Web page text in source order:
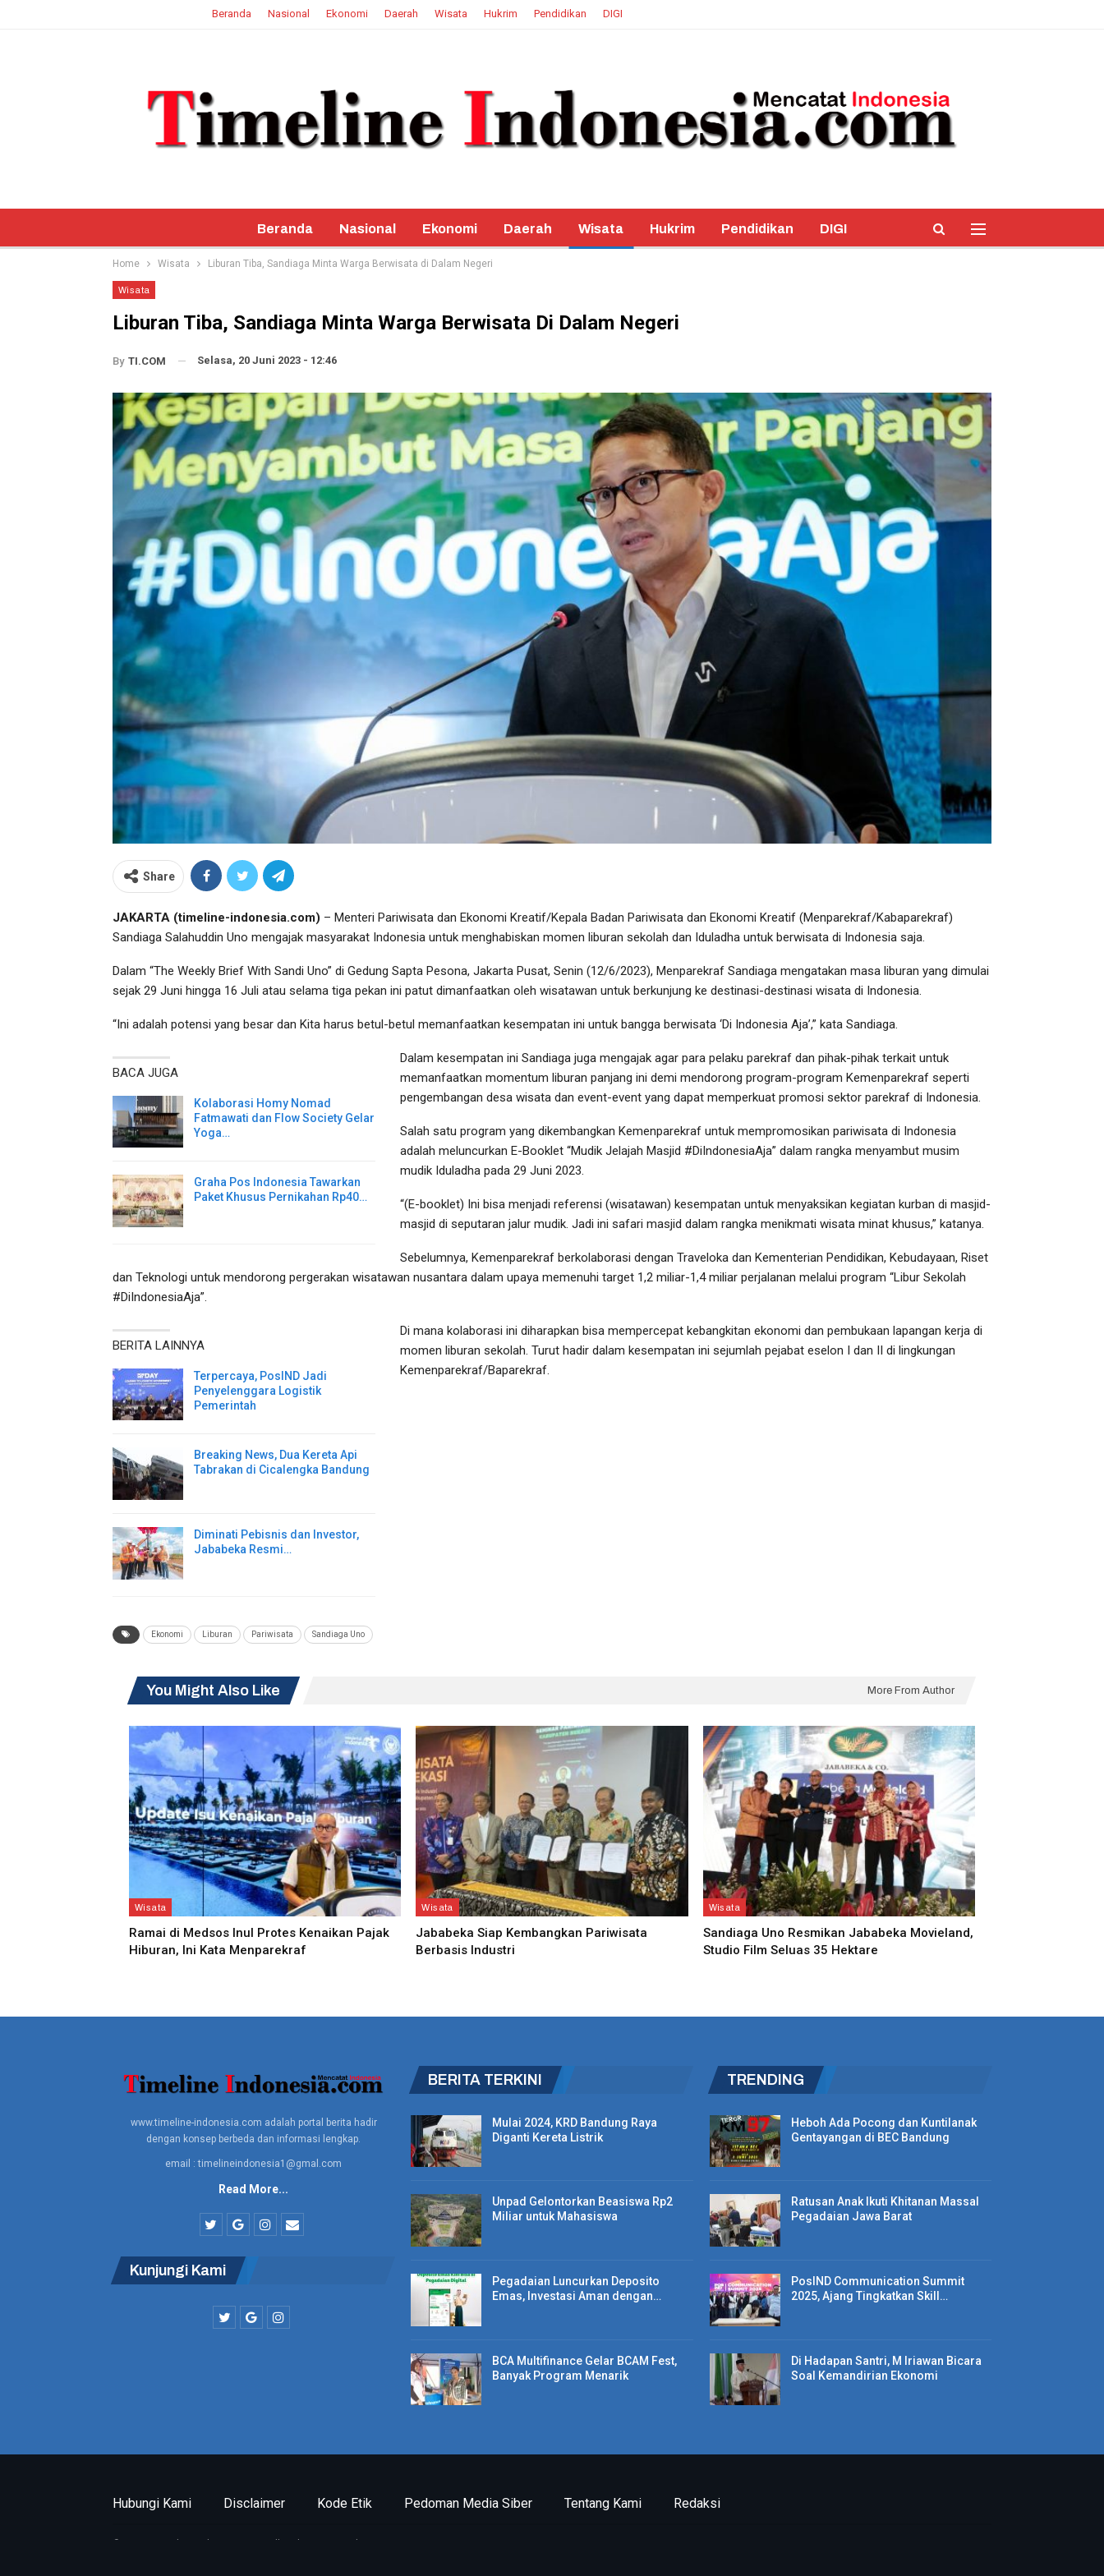
Beranda Nasional Ekonomi Daerah Wisata Hukrim Pendidikan DIGI
Beranda Nasional Ekonomi Daerah Wisata Hukrim Pendidikan DIGI
Home Wisata Liburan Tiba, Sandiaga Minta Warga Berwisata di Dalam Negeri
Wisata
Liburan Tiba, Sandiaga Minta Warga Berwisata Di Dalam Negeri
By TI.COM Selasa, 20 Juni 2023 - 12:46
Share
JAKARTA (timeline-indonesia.com) – Menteri Pariwisata dan Ekonomi Kreatif/Kepala Badan Pariwisata dan Ekonomi Kreatif (Menparekraf/Kabaparekraf)
Sandiaga Salahuddin Uno mengajak masyarakat Indonesia untuk menghabiskan momen liburan sekolah dan Iduladha untuk berwisata di Indonesia saja.
Dalam “The Weekly Brief With Sandi Uno” di Gedung Sapta Pesona, Jakarta Pusat, Senin (12/6/2023), Menparekraf Sandiaga mengatakan masa liburan yang dimulai
sejak 29 Juni hingga 16 Juli atau selama tiga pekan ini patut dimanfaatkan oleh wisatawan untuk berkunjung ke destinasi-destinasi wisata di Indonesia.
“Ini adalah potensi yang besar dan Kita harus betul-betul memanfaatkan kesempatan ini untuk bangga berwisata ‘Di Indonesia Aja’,” kata Sandiaga.
BACA JUGA
Kolaborasi Homy Nomad
Fatmawati dan Flow Society Gelar
Yoga…
Graha Pos Indonesia Tawarkan
Paket Khusus Pernikahan Rp40…
Dalam kesempatan ini Sandiaga juga mengajak agar para pelaku parekraf dan pihak-pihak terkait untuk
memanfaatkan momentum liburan panjang ini demi mendorong program-program Kemenparekraf seperti
pengembangan desa wisata dan event-event yang dapat memperkuat promosi sektor parekraf di Indonesia.
Salah satu program yang dikembangkan Kemenparekraf untuk mempromosikan pariwisata di Indonesia
adalah meluncurkan E-Booklet “Mudik Jelajah Masjid #DiIndonesiaAja” dalam rangka menyambut musim
mudik Iduladha pada 29 Juni 2023.
“(E-booklet) Ini bisa menjadi referensi (wisatawan) kesempatan untuk menyaksikan kegiatan kurban di masjid-
masjid di seputaran jalur mudik. Jadi ini safari masjid dalam rangka menikmati wisata minat khusus,” katanya.
Sebelumnya, Kemenparekraf berkolaborasi dengan Traveloka dan Kementerian Pendidikan, Kebudayaan, Riset
dan Teknologi untuk mendorong pergerakan wisatawan nusantara dalam upaya memenuhi target 1,2 miliar-1,4 miliar perjalanan melalui program “Libur Sekolah
#DiIndonesiaAja”.
BERITA LAINNYA
Terpercaya, PosIND Jadi
Penyelenggara Logistik
Pemerintah
Breaking News, Dua Kereta Api
Tabrakan di Cicalengka Bandung
Diminati Pebisnis dan Investor,
Jababeka Resmi…
Di mana kolaborasi ini diharapkan bisa mempercepat kebangkitan ekonomi dan pembukaan lapangan kerja di
momen liburan sekolah. Turut hadir dalam kesempatan ini sejumlah pejabat eselon I dan II di lingkungan
Kemenparekraf/Baparekraf.
Ekonomi Liburan Pariwisata Sandiaga Uno
You Might Also Like More From Author
Wisata
Ramai di Medsos Inul Protes Kenaikan Pajak
Hiburan, Ini Kata Menparekraf
Wisata
Jababeka Siap Kembangkan Pariwisata
Berbasis Industri
Wisata
Sandiaga Uno Resmikan Jababeka Movieland,
Studio Film Seluas 35 Hektare
www.timeline-indonesia.com adalah portal berita hadir
dengan konsep berbeda dan informasi lengkap.
email : timelineindonesia1@gmal.com
Read More...
Kunjungi Kami
BERITA TERKINI
Mulai 2024, KRD Bandung Raya
Diganti Kereta Listrik
Unpad Gelontorkan Beasiswa Rp2
Miliar untuk Mahasiswa
Pegadaian Luncurkan Deposito
Emas, Investasi Aman dengan…
BCA Multifinance Gelar BCAM Fest,
Banyak Program Menarik
TRENDING
Heboh Ada Pocong dan Kuntilanak
Gentayangan di BEC Bandung
Ratusan Anak Ikuti Khitanan Massal
Pegadaian Jawa Barat
PosIND Communication Summit
2025, Ajang Tingkatkan Skill…
Di Hadapan Santri, M Iriawan Bicara
Soal Kemandirian Ekonomi
Hubungi Kami Disclaimer Kode Etik Pedoman Media Siber Tentang Kami Redaksi